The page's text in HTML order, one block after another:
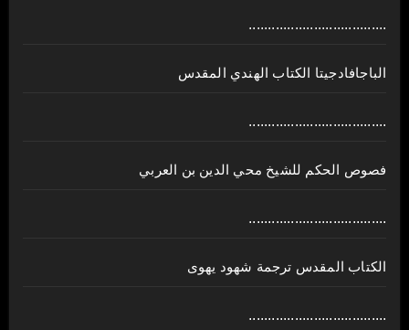
....................................
الباجافادجيتا الكتاب الهندي المقدس
....................................
فصوص الحكم للشيخ محي الدين بن العربي
....................................
الكتاب المقدس ترجمة شهود يهوى
....................................